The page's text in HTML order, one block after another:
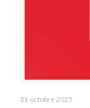
31 octobre 2025